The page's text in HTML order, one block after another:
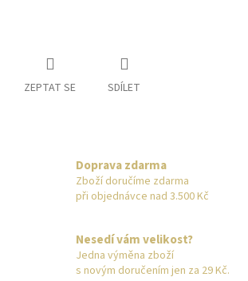
ZEPTAT SE SDÍLET
Doprava zdarma
Zboží doručíme zdarma
při objednávce nad 3.500 Kč
Nesedí vám velikost?
Jedna výměna zboží
s novým doručením jen za 29 Kč.